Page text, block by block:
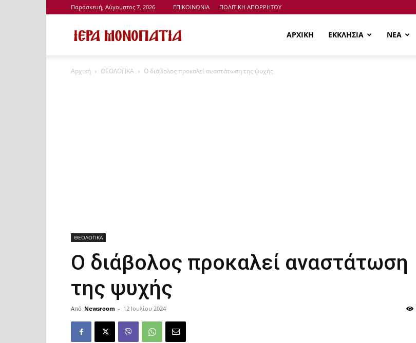
Παρασκευή, Αύγουστος 7, 2026 ΕΠΙΚΟΙΝΩΝΙΑ ΠΟΛΙΤΙΚΗ ΑΠΟΡΡΗΤΟΥ
Μονοπάτια
ΑΡΧΙΚΗ ΕΚΚΛΗΣΙΑ ΝΕΑ
Αρχική ΘΕΟΛΟΓΙΚΑ Ο διάβολος προκαλεί αναστάτωση της ψυχής
ΘΕΟΛΟΓΙΚΑ
Ο διάβολος προκαλεί αναστάτωση
της ψυχής
Από Newsroom - 12 Ιουλίου 2024